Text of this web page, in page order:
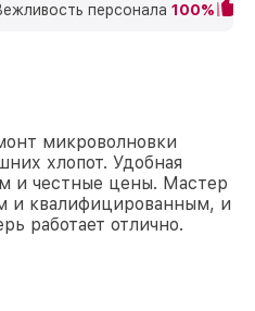
персонала 100%
микроволновки
хлопот. Удобная
и честные цены. Мастер
и квалифицированным, и
работает отлично.